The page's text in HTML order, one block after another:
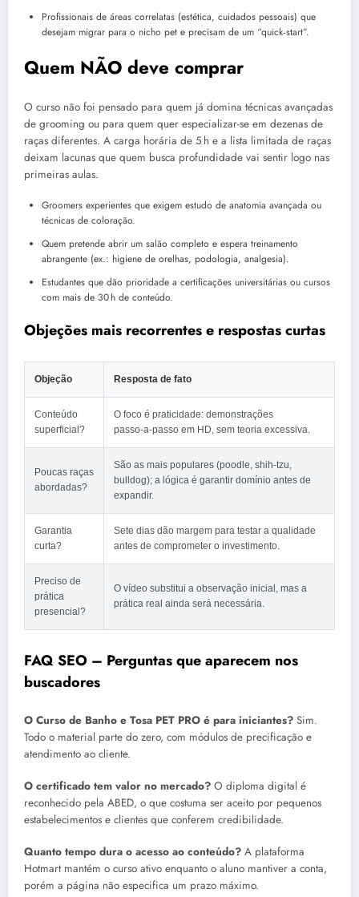
Profissionais de áreas correlatas (estética, cuidados pessoais) que
desejam migrar para o nicho pet e precisam de um “quick‑start”.
Quem NÃO deve comprar
O curso não foi pensado para quem já domina técnicas avançadas
de grooming ou para quem quer especializar-se em dezenas de
raças diferentes. A carga horária de 5 h e a lista limitada de raças
deixam lacunas que quem busca profundidade vai sentir logo nas
primeiras aulas.
Groomers experientes que exigem estudo de anatomia avançada ou
técnicas de coloração.
Quem pretende abrir um salão completo e espera treinamento
abrangente (ex.: higiene de orelhas, podologia, analgesia).
Estudantes que dão prioridade a certificações universitárias ou cursos
com mais de 30 h de conteúdo.
Objeções mais recorrentes e respostas curtas
Objeção Resposta de fato
Conteúdo
superficial?
O foco é praticidade: demonstrações
passo‑a‑passo em HD, sem teoria excessiva.
Poucas raças
abordadas?
São as mais populares (poodle, shih‑tzu,
bulldog); a lógica é garantir domínio antes de
expandir.
Garantia
curta?
Sete dias dão margem para testar a qualidade
antes de comprometer o investimento.
Preciso de
prática
presencial?
O vídeo substitui a observação inicial, mas a
prática real ainda será necessária.
FAQ SEO – Perguntas que aparecem nos
buscadores
O Curso de Banho e Tosa PET PRO é para iniciantes? Sim.
Todo o material parte do zero, com módulos de precificação e
atendimento ao cliente.
O certificado tem valor no mercado? O diploma digital é
reconhecido pela ABED, o que costuma ser aceito por pequenos
estabelecimentos e clientes que conferem credibilidade.
Quanto tempo dura o acesso ao conteúdo? A plataforma
Hotmart mantém o curso ativo enquanto o aluno mantiver a conta,
porém a página não especifica um prazo máximo.